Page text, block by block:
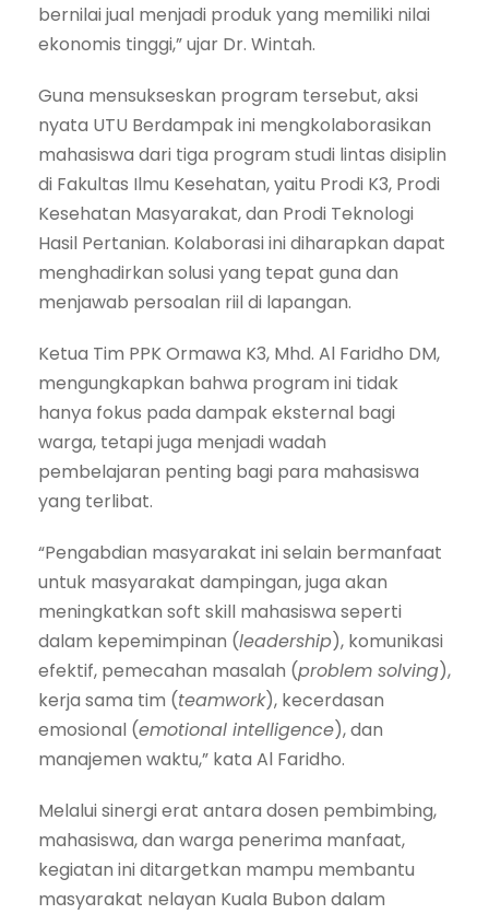
bernilai jual menjadi produk yang memiliki nilai
ekonomis tinggi,” ujar Dr. Wintah.
Guna mensukseskan program tersebut, aksi
nyata UTU Berdampak ini mengkolaborasikan
mahasiswa dari tiga program studi lintas disiplin
di Fakultas Ilmu Kesehatan, yaitu Prodi K3, Prodi
Kesehatan Masyarakat, dan Prodi Teknologi
Hasil Pertanian. Kolaborasi ini diharapkan dapat
menghadirkan solusi yang tepat guna dan
menjawab persoalan riil di lapangan.
Ketua Tim PPK Ormawa K3, Mhd. Al Faridho DM,
mengungkapkan bahwa program ini tidak
hanya fokus pada dampak eksternal bagi
warga, tetapi juga menjadi wadah
pembelajaran penting bagi para mahasiswa
yang terlibat.
“Pengabdian masyarakat ini selain bermanfaat
untuk masyarakat dampingan, juga akan
meningkatkan soft skill mahasiswa seperti
dalam kepemimpinan (leadership), komunikasi
efektif, pemecahan masalah (problem solving),
kerja sama tim (teamwork), kecerdasan
emosional (emotional intelligence), dan
manajemen waktu,” kata Al Faridho.
Melalui sinergi erat antara dosen pembimbing,
mahasiswa, dan warga penerima manfaat,
kegiatan ini ditargetkan mampu membantu
masyarakat nelayan Kuala Bubon dalam